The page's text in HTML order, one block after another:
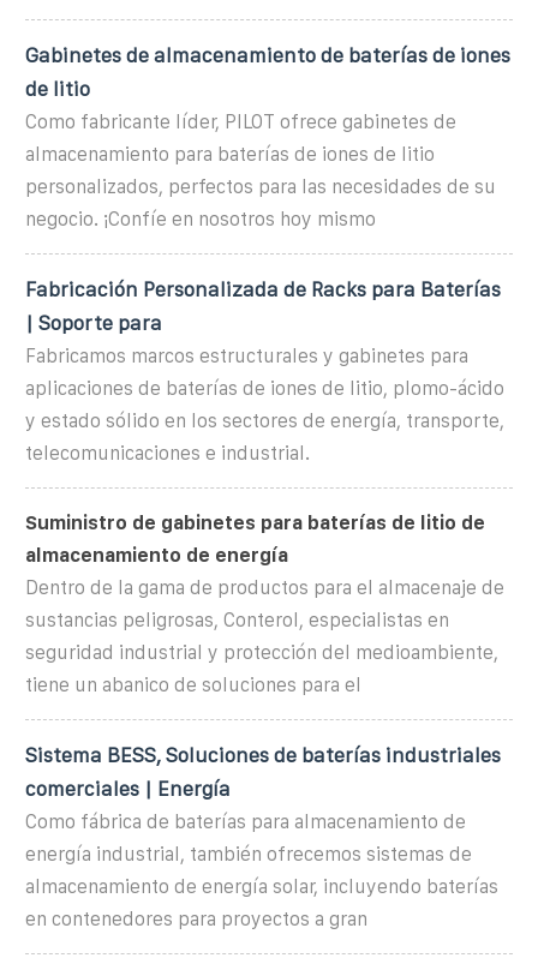
Gabinetes de almacenamiento de baterías de iones
de litio
Como fabricante líder, PILOT ofrece gabinetes de
almacenamiento para baterías de iones de litio
personalizados, perfectos para las necesidades de su
negocio. ¡Confíe en nosotros hoy mismo
Fabricación Personalizada de Racks para Baterías
| Soporte para
Fabricamos marcos estructurales y gabinetes para
aplicaciones de baterías de iones de litio, plomo-ácido
y estado sólido en los sectores de energía, transporte,
telecomunicaciones e industrial.
Suministro de gabinetes para baterías de litio de
almacenamiento de energía
Dentro de la gama de productos para el almacenaje de
sustancias peligrosas, Conterol, especialistas en
seguridad industrial y protección del medioambiente,
tiene un abanico de soluciones para el
Sistema BESS, Soluciones de baterías industriales
comerciales | Energía
Como fábrica de baterías para almacenamiento de
energía industrial, también ofrecemos sistemas de
almacenamiento de energía solar, incluyendo baterías
en contenedores para proyectos a gran